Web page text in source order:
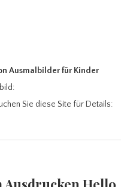
Ausmalbilder für Kinder
Sie diese Site für Details: